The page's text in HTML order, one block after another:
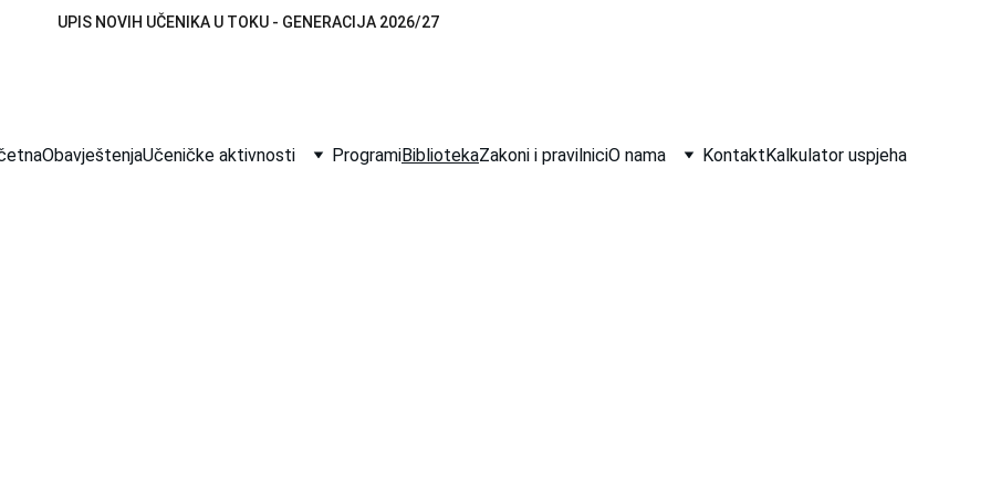
UPIS NOVIH UČENIKA U TOKU - GENERACIJA 2026/27
ObavještenjaUčeničke aktivnosti ProgramiBibliotekaZakoni i pravilniciO nama KontaktKalkulator uspjeha